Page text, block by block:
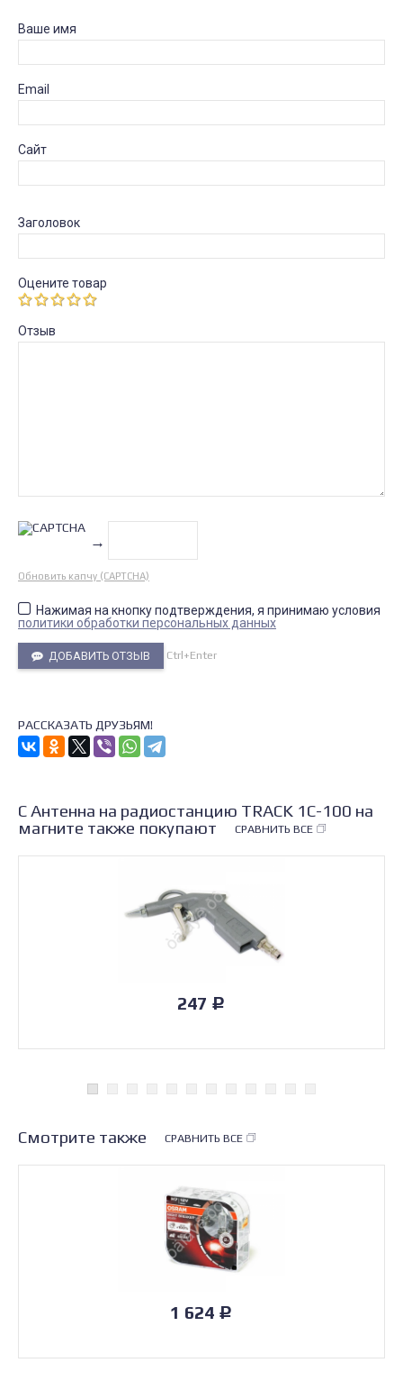
Ваше имя
Email
Сайт
Заголовок
Оцените товар
Отзыв
→
Обновить капчу (CAPTCHA)
Нажимая на кнопку подтверждения, я принимаю условия
политики обработки персональных данных
ДОБАВИТЬ ОТЗЫВ Ctrl+Enter
РАССКАЗАТЬ ДРУЗЬЯМ!
С Антенна на радиостанцию TRACK 1C-100 на
магните также покупают
СРАВНИТЬ ВСЕ
247 Р
Смотрите также СРАВНИТЬ ВСЕ
1 624 Р